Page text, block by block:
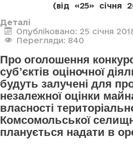
(від «25» січня
Деталі
Опубліковано: 25 січня
Перегляди: 840
Про оголошення
суб’єктів оціночної
будуть залучені для
незалежної оцінки
власності
Комсомольської
планується надати в